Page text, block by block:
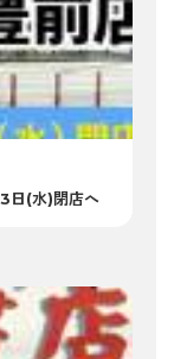
日(水)閉店へ